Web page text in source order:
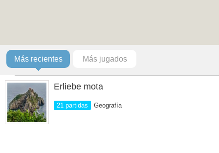
Más recientes Más jugados
Erliebe mota
21 partidas Geografía